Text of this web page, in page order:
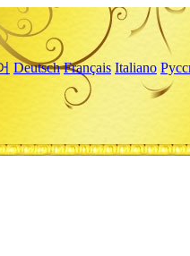
Deutsch Français Italiano